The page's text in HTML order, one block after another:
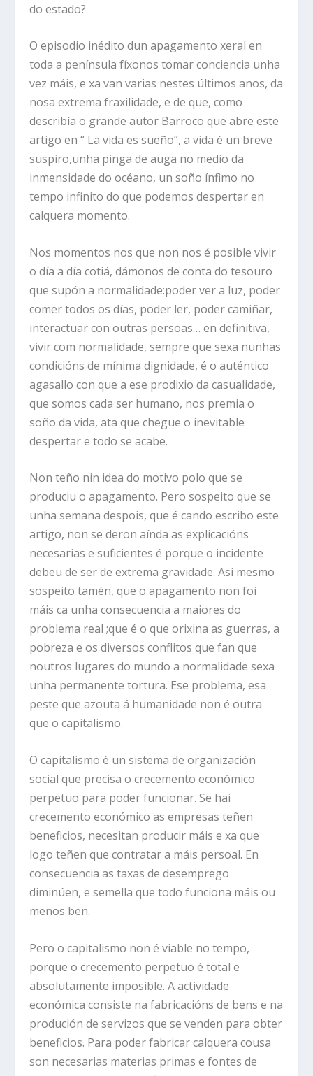
do estado?
O episodio inédito dun apagamento xeral en
toda a península fíxonos tomar conciencia unha
vez máis, e xa van varias nestes últimos anos, da
nosa extrema fraxilidade, e de que, como
describía o grande autor Barroco que abre este
artigo en “ La vida es sueño”, a vida é un breve
suspiro,unha pinga de auga no medio da
inmensidade do océano, un soño ínfimo no
tempo infinito do que podemos despertar en
calquera momento.
Nos momentos nos que non nos é posible vivir
o día a día cotiá, dámonos de conta do tesouro
que supón a normalidade:poder ver a luz, poder
comer todos os días, poder ler, poder camiñar,
interactuar con outras persoas… en definitiva,
vivir com normalidade, sempre que sexa nunhas
condicións de mínima dignidade, é o auténtico
agasallo con que a ese prodixio da casualidade,
que somos cada ser humano, nos premia o
soño da vida, ata que chegue o inevitable
despertar e todo se acabe.
Non teño nin idea do motivo polo que se
produciu o apagamento. Pero sospeito que se
unha semana despois, que é cando escribo este
artigo, non se deron aínda as explicacións
necesarias e suficientes é porque o incidente
debeu de ser de extrema gravidade. Así mesmo
sospeito tamén, que o apagamento non foi
máis ca unha consecuencia a maiores do
problema real ;que é o que orixina as guerras, a
pobreza e os diversos conflitos que fan que
noutros lugares do mundo a normalidade sexa
unha permanente tortura. Ese problema, esa
peste que azouta á humanidade non é outra
que o capitalismo.
O capitalismo é un sistema de organización
social que precisa o crecemento económico
perpetuo para poder funcionar. Se hai
crecemento económico as empresas teñen
beneficios, necesitan producir máis e xa que
logo teñen que contratar a máis persoal. En
consecuencia as taxas de desemprego
diminúen, e semella que todo funciona máis ou
menos ben.
Pero o capitalismo non é viable no tempo,
porque o crecemento perpetuo é total e
absolutamente imposible. A actividade
económica consiste na fabricacións de bens e na
produción de servizos que se venden para obter
beneficios. Para poder fabricar calquera cousa
son necesarias materias primas e fontes de